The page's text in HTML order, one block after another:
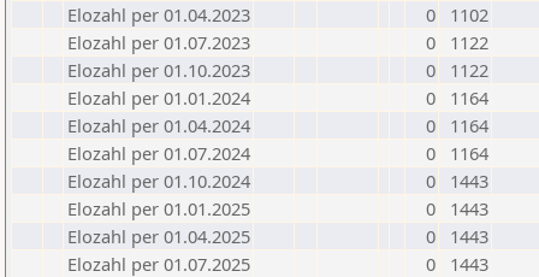
Elozahl per 01.04.2023
0
1102
Elozahl per 01.07.2023
0
1122
Elozahl per 01.10.2023
0
1122
Elozahl per 01.01.2024
0
1164
Elozahl per 01.04.2024
0
1164
Elozahl per 01.07.2024
0
1164
Elozahl per 01.10.2024
0
1443
Elozahl per 01.01.2025
0
1443
Elozahl per 01.04.2025
0
1443
Elozahl per 01.07.2025
0
1443